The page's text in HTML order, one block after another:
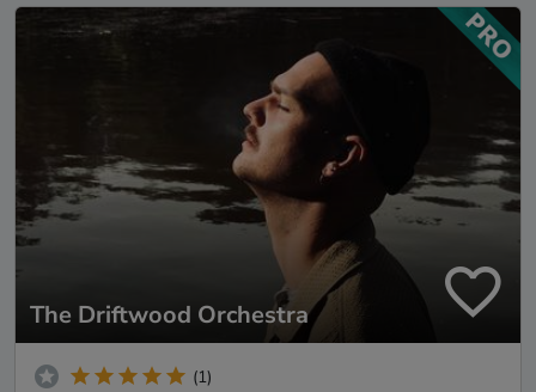
The Driftwood Orchestra
(1)